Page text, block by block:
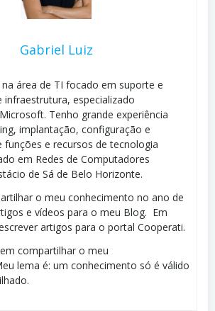
Gabriel Luiz
área de TI focado em suporte e
infraestrutura, especializado
Tenho grande experiência
implantação, configuração e
funções e recursos de tecnologia
em Redes de Computadores
de Sá de Belo Horizonte.
o meu conhecimento no ano de
e vídeos para o meu Blog. Em
artigos para o portal Cooperati.
compartilhar o meu
lema é: um conhecimento só é válido